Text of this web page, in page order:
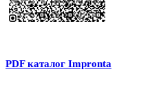
PDF каталог Impronta